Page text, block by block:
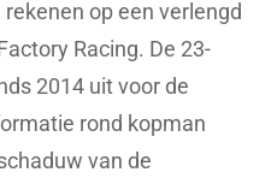
op een verlengd
Racing. De 23-
2014 uit voor de
rond kopman
van de